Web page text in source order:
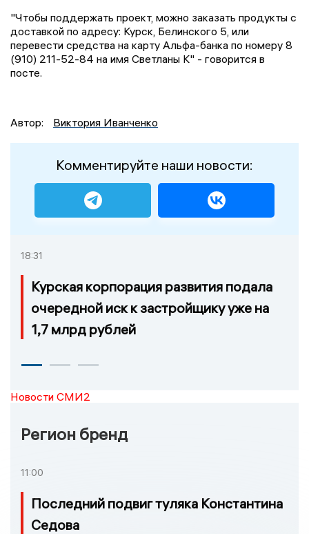
"Чтобы поддержать проект, можно заказать продукты с
доставкой по адресу: Курск, Белинского 5, или
перевести средства на карту Альфа-банка по номеру 8
(910) 211-52-84 на имя Светланы К" - говорится в
посте.
Автор: Виктория Иванченко
Комментируйте наши новости:
18:31
Курская корпорация развития подала
очередной иск к застройщику уже на
1,7 млрд рублей
Новости СМИ2
Регион бренд
11:00
Последний подвиг туляка Константина
Седова